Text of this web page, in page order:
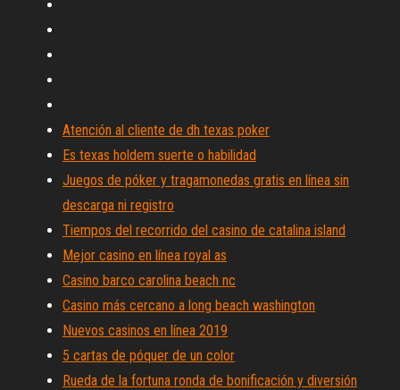
Atención al cliente de dh texas poker
Es texas holdem suerte o habilidad
Juegos de póker y tragamonedas gratis en línea sin
descarga ni registro
Tiempos del recorrido del casino de catalina island
Mejor casino en línea royal as
Casino barco carolina beach nc
Casino más cercano a long beach washington
Nuevos casinos en línea 2019
5 cartas de póquer de un color
Rueda de la fortuna ronda de bonificación y diversión